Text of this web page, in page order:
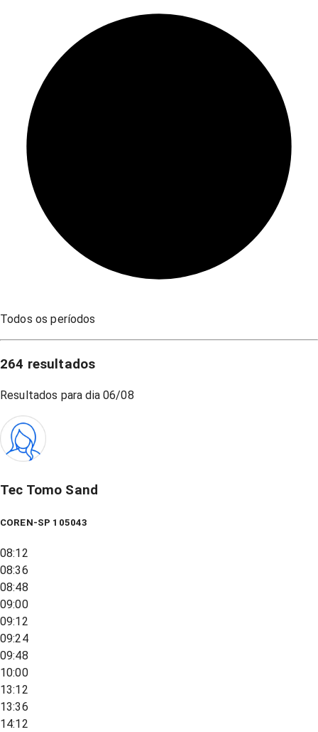
Todos os períodos
264 resultados
Resultados para dia 06/08
Tec Tomo Sand
COREN-SP 105043
08:12
08:36
08:48
09:00
09:12
09:24
09:48
10:00
13:12
13:36
14:12